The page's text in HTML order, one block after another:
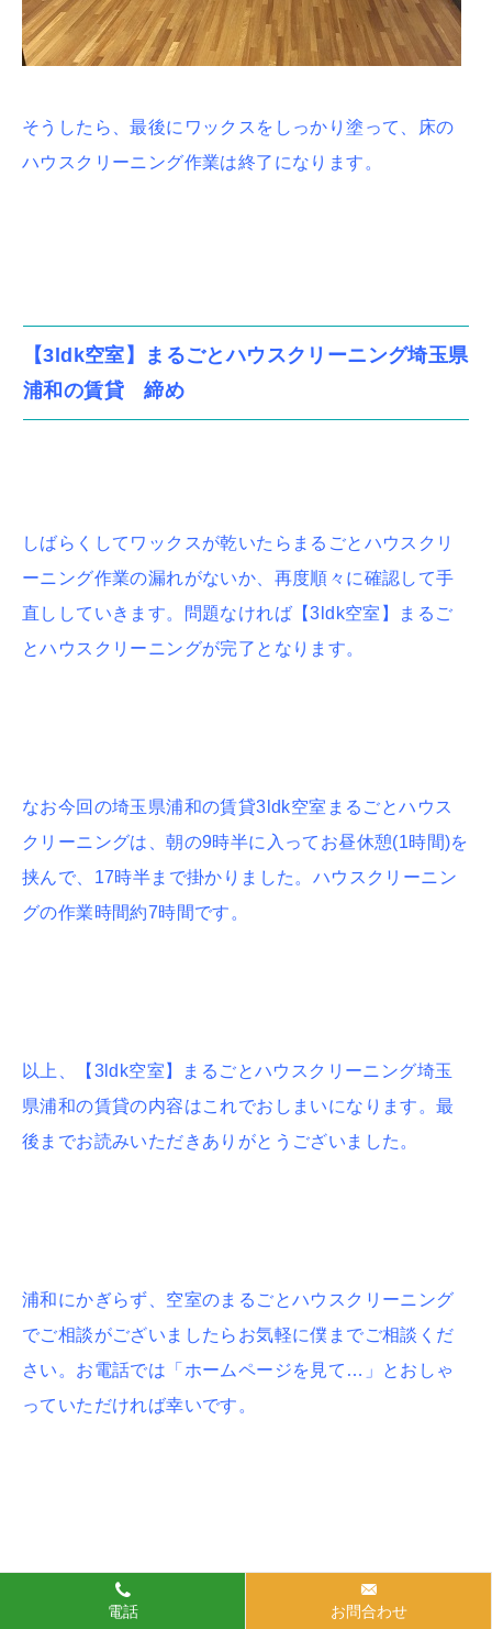
そうしたら、最後にワックスをしっかり塗って、床の
ハウスクリーニング作業は終了になります。
【3ldk空室】まるごとハウスクリーニング埼玉県
浦和の賃貸 締め
しばらくしてワックスが乾いたらまるごとハウスクリ
ーニング作業の漏れがないか、再度順々に確認して手
直ししていきます。問題なければ【3ldk空室】まるご
とハウスクリーニングが完了となります。
なお今回の埼玉県浦和の賃貸3ldk空室まるごとハウス
クリーニングは、朝の9時半に入ってお昼休憩(1時間)を
挟んで、17時半まで掛かりました。ハウスクリーニン
グの作業時間約7時間です。
以上、【3ldk空室】まるごとハウスクリーニング埼玉
県浦和の賃貸の内容はこれでおしまいになります。最
後までお読みいただきありがとうございました。
浦和にかぎらず、空室のまるごとハウスクリーニング
でご相談がございましたらお気軽に僕までご相談くだ
さい。お電話では「ホームページを見て…」とおしゃ
っていただければ幸いです。
電話 お問合わせ